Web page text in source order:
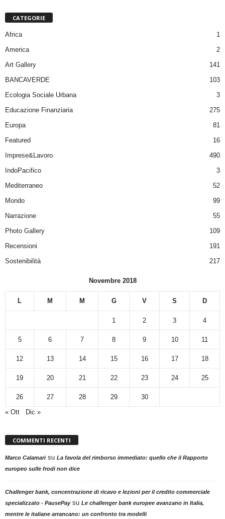
CATEGORIE
Africa
1
America
2
Art Gallery
141
BANCAVERDE
103
Ecologia Sociale Urbana
3
Educazione Finanziaria
275
Europa
81
Featured
16
Imprese&Lavoro
490
IndoPacifico
3
Mediterraneo
52
Mondo
99
Narrazione
55
Photo Gallery
109
Recensioni
191
Sostenibilità
217
Novembre 2018
L M M G V S D
1 2 3 4
5 6 7 8 9 10 11
12 13 14 15 16 17 18
19 20 21 22 23 24 25
26 27 28 29
30
« Ott
Dic »
COMMENTI RECENTI
Marco Calamarisu La favola del rimborso immediato: quello che il Rapporto
europeo sulle frodi non dice
Challenger bank, concentrazione di ricavo e lezioni per il credito commerciale
specializzato - PausePaysu Le challenger bank europee avanzano in Italia,
mentre le italiane arrancano: un confronto tra modelli